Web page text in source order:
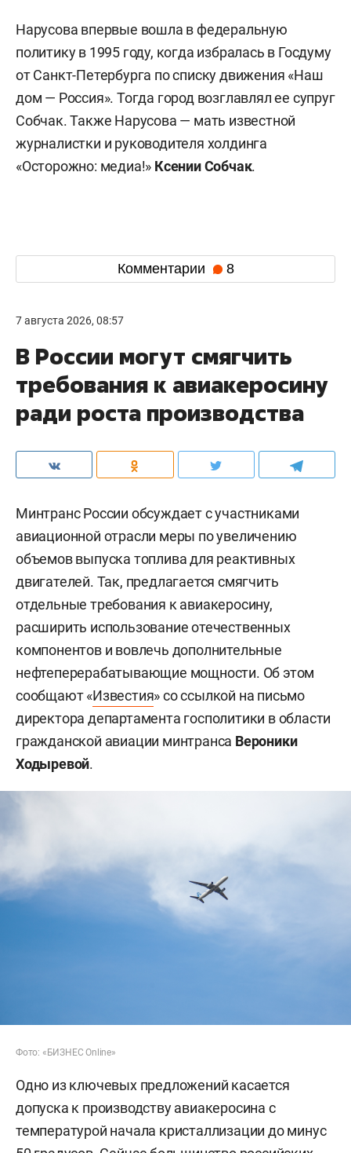
Нарусова впервые вошла в федеральную
политику в 1995 году, когда избралась в Госдуму
от Санкт-Петербурга по списку движения «Наш
дом — Россия». Тогда город возглавлял ее супруг
Собчак. Также Нарусова — мать известной
журналистки и руководителя холдинга
«Осторожно: медиа!» Ксении Собчак.
Комментарии 8
7 августа 2026, 08:57
В России могут смягчить
требования к авиакеросину
ради роста производства
Минтранс России обсуждает с участниками
авиационной отрасли меры по увеличению
объемов выпуска топлива для реактивных
двигателей. Так, предлагается смягчить
отдельные требования к авиакеросину,
расширить использование отечественных
компонентов и вовлечь дополнительные
нефтеперерабатывающие мощности. Об этом
сообщают «Известия» со ссылкой на письмо
директора департамента госполитики в области
гражданской авиации минтранса Вероники
Ходыревой.
Фото: «БИЗНЕС Online»
Одно из ключевых предложений касается
допуска к производству авиакеросина с
температурой начала кристаллизации до минус